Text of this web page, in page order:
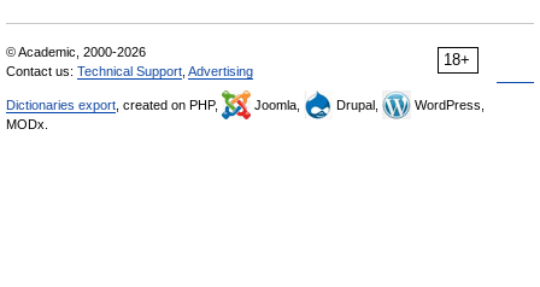
18+
© Academic, 2000-2026
Contact us: Technical Support Advertising
Dictionaries export , created on PHP, Joomla, Drupal,
WordPress,
MODx.